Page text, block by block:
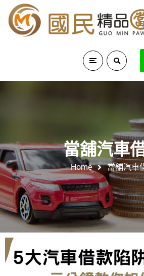
當舖汽車
Home 當舖汽車